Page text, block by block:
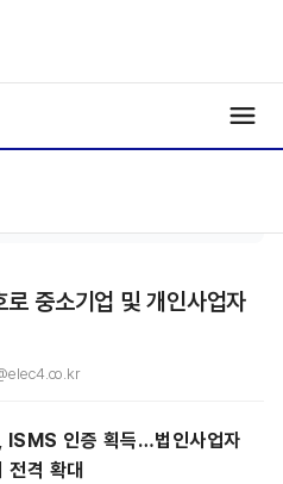
중소기업 및 개인사업자
ISMS 인증 획득…법인사업자
전격 확대